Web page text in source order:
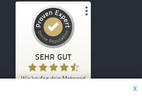
X
SEHR GUT
Wir kaufen dein Motorrad
Kundenbewertungen und Erfahrungen zu
Wir kaufen dein Motorrad
SEHR GUT
4,70
/
5,00
2.047
Bewertungen von
1
anderen Quelle